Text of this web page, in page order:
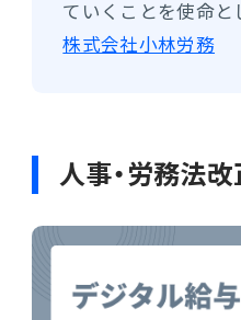
ていくことを使命と
株式会社小林労務
人事・労務法